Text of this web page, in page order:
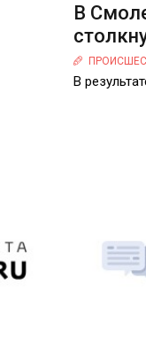
В
В